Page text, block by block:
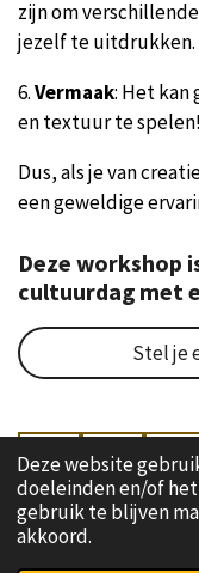
Deze website
doeleinden en/of
gebruik te blijven
akkoord.
zijn om
jezelf te uitdrukken.
6.Vermaak: Het kan
en textuur te spelen!
Dus, als je van
een geweldige
Deze workshop
cultuurdag met
Stel je
F
a
c
W
h
I
n